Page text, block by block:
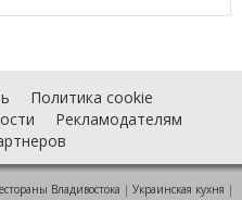
Политика cookie
Рекламодателям
Владивостока | Украинская кухня |